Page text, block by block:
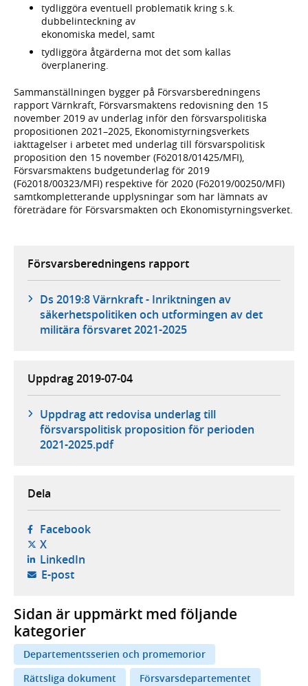
tydliggöra eventuell problematik kring s.k.
dubbelinteckning av
ekonomiska medel, samt
tydliggöra åtgärderna mot det som kallas
överplanering.
Sammanställningen bygger på Försvarsberedningens
rapport Värnkraft, Försvarsmaktens redovisning den 15
november 2019 av underlag inför den försvarspolitiska
propositionen 2021–2025, Ekonomistyrningsverkets
iakttagelser i arbetet med underlag till försvarspolitisk
proposition den 15 november (Fö2018/01425/MFI),
Försvarsmaktens budgetunderlag för 2019
(Fö2018/00323/MFI) respektive för 2020 (Fö2019/00250/MFI)
samtkompletterande upplysningar som har lämnats av
företrädare för Försvarsmakten och Ekonomistyrningsverket.
Försvarsberedningens rapport
Ds 2019:8 Värnkraft - Inriktningen av
säkerhetspolitiken och utformingen av det
militära försvaret 2021-2025
Uppdrag 2019-07-04
Uppdrag att redovisa underlag till
försvarspolitisk proposition för perioden
2021-2025.pdf
Dela
Facebook- öppnas i ny flik, extern webbplats,
X- öppnas i ny flik, extern webbplats,
LinkedIn- öppnas i ny flik, extern webbplats,
E-post- öppnar din e-postklient,
Sidan är uppmärkt med följande
kategorier
Departementsserien och promemorior
Rättsliga dokument
Försvarsdepartementet